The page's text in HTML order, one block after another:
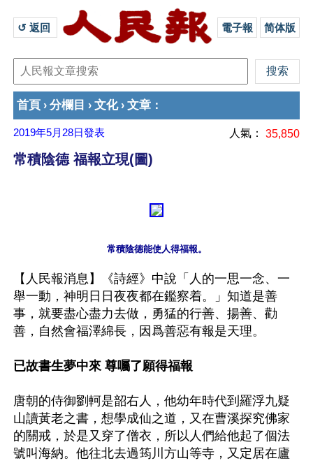
↺ 返回 電子報 简体版
首頁 › 分欄目 › 文化› 文章 ：
2019年5月28日發表 人氣： 35,850
常積陰德 福報立現(圖)
【人民報消息】《詩經》中說「人的一思一念、一
舉一動，神明日日夜夜都在鑑察着。」知道是善
事，就要盡心盡力去做，勇猛的行善、揚善、勸
善，自然會福澤綿長，因爲善惡有報是天理。
已故書生夢中來 尊囑了願得福報
唐朝的侍御劉軻是韶右人，他幼年時代到羅浮九疑
山讀黃老之書，想學成仙之道，又在曹溪探究佛家
的關戒，於是又穿了僧衣，所以人們給他起了個法
號叫海納。他往北去過筠川方山等寺，又定居在廬